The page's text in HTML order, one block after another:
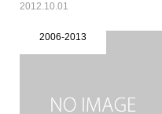
2012.10.01
2006-2013